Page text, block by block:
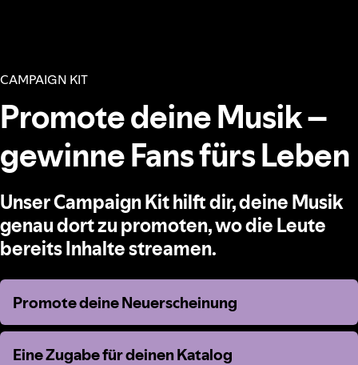
CAMPAIGN KIT
Promote deine Musik –
gewinne Fans fürs Leben
Unser Campaign Kit hilft dir, deine Musik
genau dort zu promoten, wo die Leute
bereits Inhalte streamen.
Promote deine Neuerscheinung
Promote deine Neuerscheinung
Eine Zugabe für deinen Katalog
Eine Zugabe für deinen Katalog